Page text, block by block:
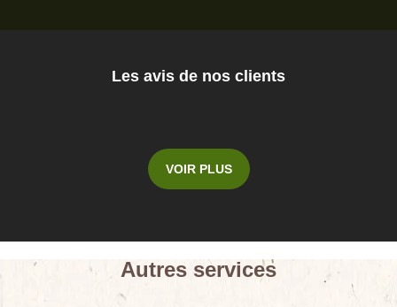
Les avis de nos clients
VOIR PLUS
Autres services